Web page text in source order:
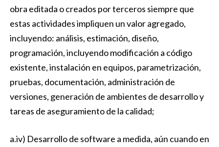
obra editada o creados por terceros siempre que
estas actividades impliquen un valor agregado,
incluyendo: análisis, estimación, diseño,
programación, incluyendo modificación a código
existente, instalación en equipos, parametrización,
pruebas, documentación, administración de
versiones, generación de ambientes de desarrollo y
tareas de aseguramiento de la calidad;
a.iv) Desarrollo de software a medida, aún cuando en